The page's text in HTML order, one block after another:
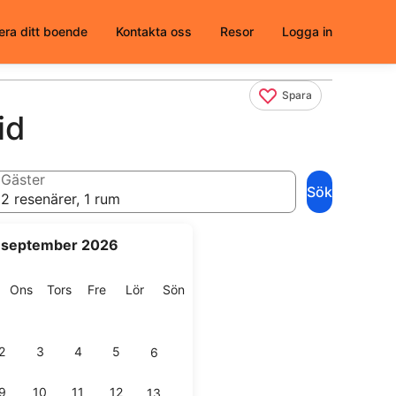
ditt boende Kontakta oss Resor Logga in
Spara
september 2026
OnsOnsdag
TorsTorsdag
FreFredag
LörLördag
SönSöndag
2 3 4 5 6
9 10 11 12 13
Gäster
2 resenärer, 1 rum
Sök